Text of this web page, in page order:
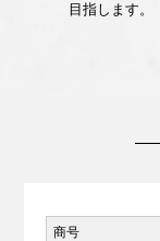
目指します。
商号